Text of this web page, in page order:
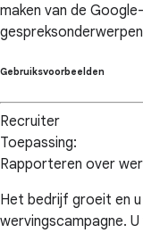
maken van de
Gebruiksvoorbeelden
Recruiter
Toepassing:
Rapporteren over
Het bedrijf groeit en
wervingscampagne.